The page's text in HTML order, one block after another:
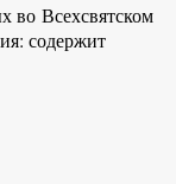
во Всехсвятском
содержит